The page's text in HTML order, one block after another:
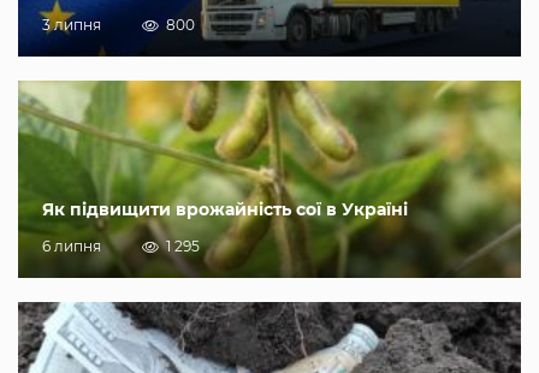
3 липня 800
Як підвищити врожайність сої в Україні
6 липня 1 295